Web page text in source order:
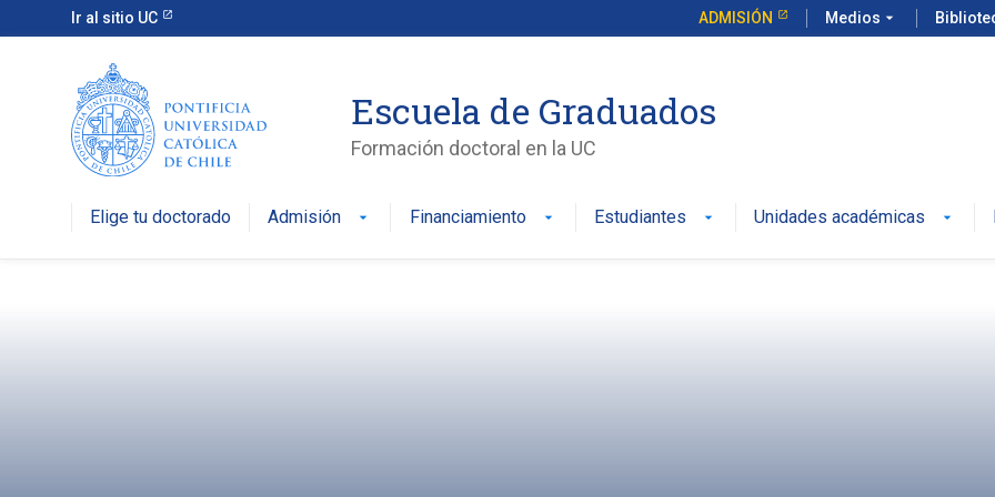
Ir al sitio UC ADMISIÓN Medios arrow_drop_down
Escuela de Graduados
Formación doctoral en la UC
Elige tu doctorado Admisión Financiamiento Estudiantes Unidades académicas